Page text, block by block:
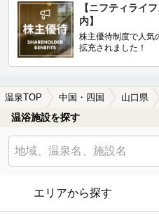
【ニフティライ
内】
株主優待制度で人気
拡充されました！
温泉TOP 中国・四国 山口県
温浴施設を探す
エリアから探す